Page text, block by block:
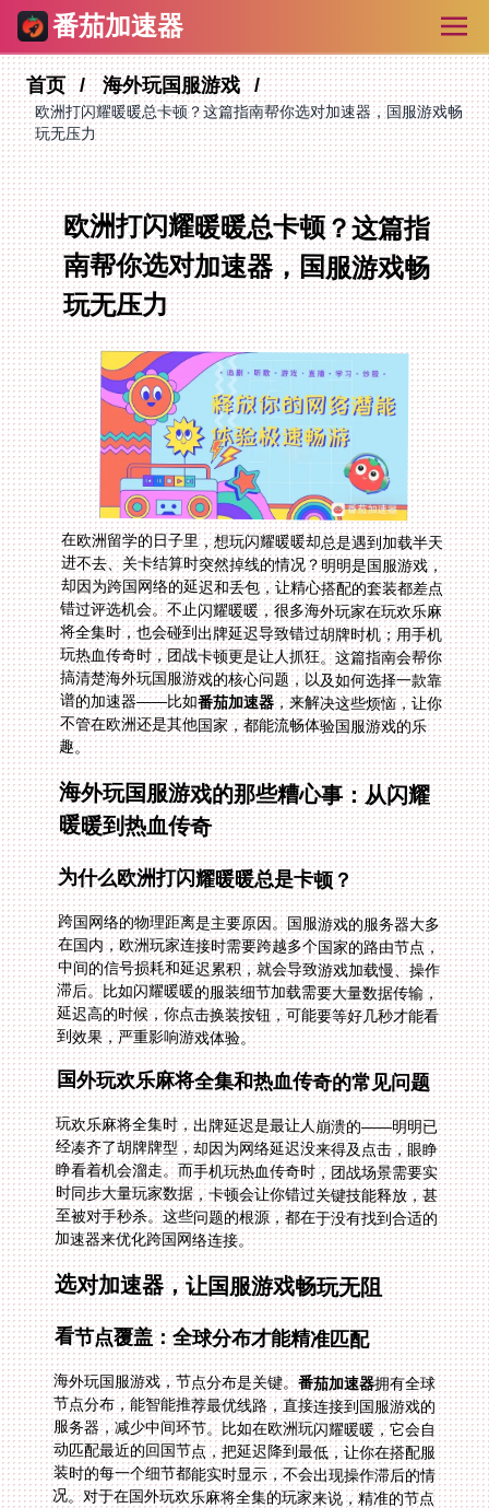
番茄加速器
首页 海外玩国服游戏
欧洲打闪耀暖暖总卡顿？这篇指南帮你选对加速器，国服游戏畅
玩无压力
欧洲打闪耀暖暖总卡顿？这篇指
南帮你选对加速器，国服游戏畅
玩无压力
在欧洲留学的日子里，想玩闪耀暖暖却总是遇到加载半天
进不去、关卡结算时突然掉线的情况？明明是国服游戏，
却因为跨国网络的延迟和丢包，让精心搭配的套装都差点
错过评选机会。不止闪耀暖暖，很多海外玩家在玩欢乐麻
将全集时，也会碰到出牌延迟导致错过胡牌时机；用手机
玩热血传奇时，团战卡顿更是让人抓狂。这篇指南会帮你
搞清楚海外玩国服游戏的核心问题，以及如何选择一款靠
谱的加速器——比如番茄加速器，来解决这些烦恼，让你
不管在欧洲还是其他国家，都能流畅体验国服游戏的乐
趣。
海外玩国服游戏的那些糟心事：从闪耀
暖暖到热血传奇
为什么欧洲打闪耀暖暖总是卡顿？
跨国网络的物理距离是主要原因。国服游戏的服务器大多
在国内，欧洲玩家连接时需要跨越多个国家的路由节点，
中间的信号损耗和延迟累积，就会导致游戏加载慢、操作
滞后。比如闪耀暖暖的服装细节加载需要大量数据传输，
延迟高的时候，你点击换装按钮，可能要等好几秒才能看
到效果，严重影响游戏体验。
国外玩欢乐麻将全集和热血传奇的常见问题
玩欢乐麻将全集时，出牌延迟是最让人崩溃的——明明已
经凑齐了胡牌牌型，却因为网络延迟没来得及点击，眼睁
睁看着机会溜走。而手机玩热血传奇时，团战场景需要实
时同步大量玩家数据，卡顿会让你错过关键技能释放，甚
至被对手秒杀。这些问题的根源，都在于没有找到合适的
加速器来优化跨国网络连接。
选对加速器，让国服游戏畅玩无阻
看节点覆盖：全球分布才能精准匹配
海外玩国服游戏，节点分布是关键。番茄加速器拥有全球
节点分布，能智能推荐最优线路，直接连接到国服游戏的
服务器，减少中间环节。比如在欧洲玩闪耀暖暖，它会自
动匹配最近的回国节点，把延迟降到最低，让你在搭配服
装时的每一个细节都能实时显示，不会出现操作滞后的情
况。对于在国外玩欢乐麻将全集的玩家来说，精准的节点